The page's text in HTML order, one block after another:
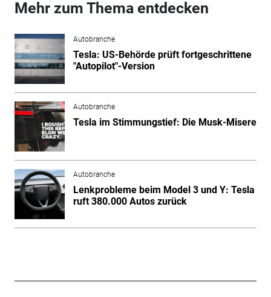
Mehr zum Thema entdecken
Autobranche
Tesla: US-Behörde prüft fortgeschrittene
"Autopilot"-Version
Autobranche
Tesla im Stimmungstief: Die Musk-Misere
Autobranche
Lenkprobleme beim Model 3 und Y: Tesla
ruft 380.000 Autos zurück